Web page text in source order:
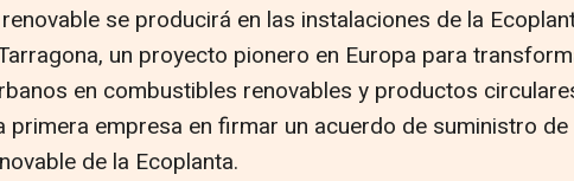
se producirá en las instalaciones de la
un proyecto pionero en Europa para
en combustibles renovables y productos
primera empresa en firmar un acuerdo de suministro de
de la Ecoplanta.